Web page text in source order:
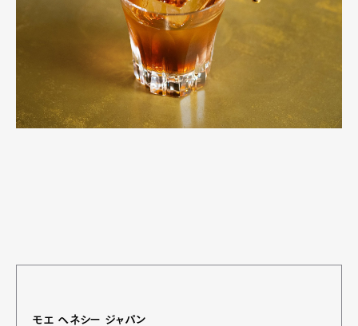
モエ ヘネシー ジャパン